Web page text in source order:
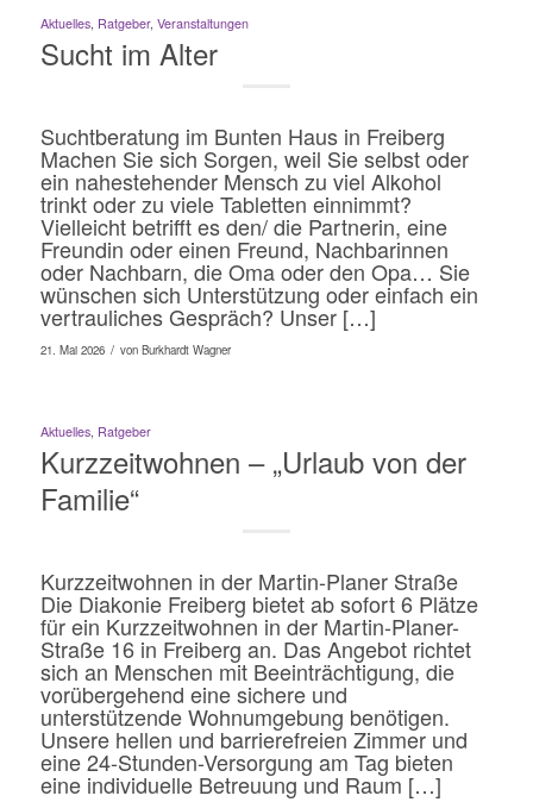
Aktuelles, Ratgeber, Veranstaltungen
Sucht im Alter
Suchtberatung im Bunten Haus in Freiberg
Machen Sie sich Sorgen, weil Sie selbst oder
ein nahestehender Mensch zu viel Alkohol
trinkt oder zu viele Tabletten einnimmt?
Vielleicht betrifft es den/ die Partnerin, eine
Freundin oder einen Freund, Nachbarinnen
oder Nachbarn, die Oma oder den Opa… Sie
wünschen sich Unterstützung oder einfach ein
vertrauliches Gespräch? Unser […]
21. Mai 2026 / von Burkhardt Wagner
Aktuelles, Ratgeber
Kurzzeitwohnen – „Urlaub von der
Familie“
Kurzzeitwohnen in der Martin-Planer Straße
Die Diakonie Freiberg bietet ab sofort 6 Plätze
für ein Kurzzeitwohnen in der Martin-Planer-
Straße 16 in Freiberg an. Das Angebot richtet
sich an Menschen mit Beeinträchtigung, die
vorübergehend eine sichere und
unterstützende Wohnumgebung benötigen.
Unsere hellen und barrierefreien Zimmer und
eine 24-Stunden-Versorgung am Tag bieten
eine individuelle Betreuung und Raum […]